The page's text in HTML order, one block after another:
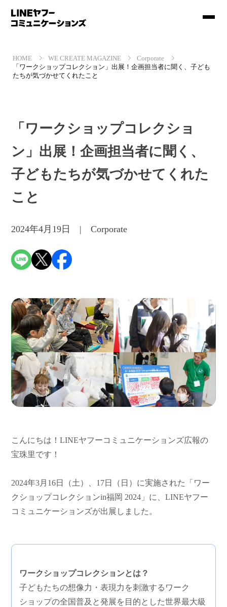
HOME WE CREATE MAGAZINE
Corporate
「ワークショップコレクション」出展！企画担当者に聞く、子ども
たちが気づかせてくれたこと
「ワークショップコレクショ
ン」出展！企画担当者に聞く、
子どもたちが気づかせてくれた
こと
2024年4月19日 | Corporate
こんにちは！LINEヤフーコミュニケーションズ広報の
宝珠里です！
2024年3月 16日（土）、 17日（日）に実施された「ワー
クショップコレクションin福岡 2024 」に、LINEヤフー
コミュニケーションズが出展しました。
ワークショップコレクションとは？
子どもたちの想像力・表現力を刺激するワーク
ショップの全国普及と発展を目的とした世界最大級